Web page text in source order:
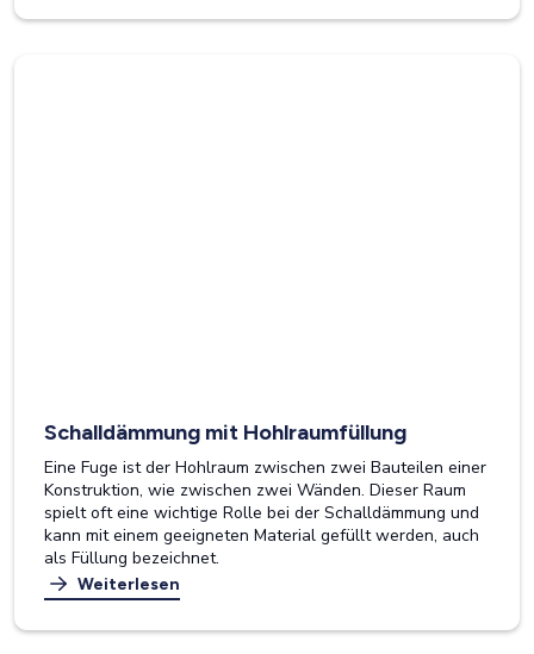
Schalldämmung mit Hohlraumfüllung
Eine Fuge ist der Hohlraum zwischen zwei Bauteilen einer
Konstruktion, wie zwischen zwei Wänden. Dieser Raum
spielt oft eine wichtige Rolle bei der Schalldämmung und
kann mit einem geeigneten Material gefüllt werden, auch
als Füllung bezeichnet.
Weiterlesen